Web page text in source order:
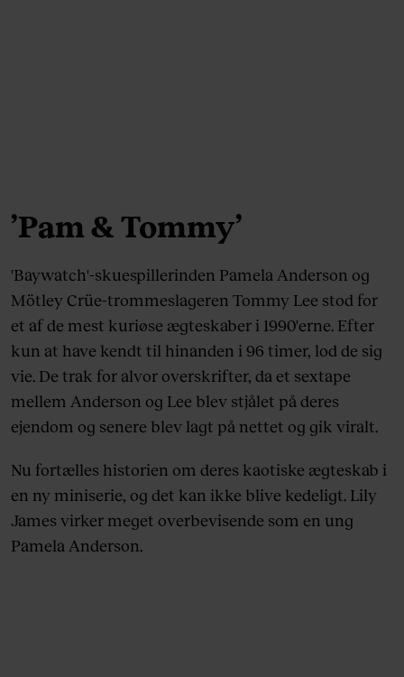
’Pam & Tommy’
'Baywatch'-skuespillerinden Pamela Anderson og
Mötley Crüe-trommeslageren Tommy Lee stod for
et af de mest kuriøse ægteskaber i 1990'erne. Efter
kun at have kendt til hinanden i 96 timer, lod de sig
vie. De trak for alvor overskrifter, da et sextape
mellem Anderson og Lee blev stjålet på deres
ejendom og senere blev lagt på nettet og gik viralt.
Nu fortælles historien om deres kaotiske ægteskab i
en ny miniserie, og det kan ikke blive kedeligt. Lily
James virker meget overbevisende som en ung
Pamela Anderson.